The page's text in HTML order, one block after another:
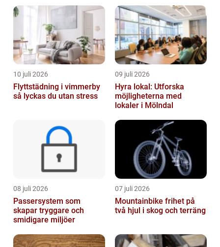
10 juli 2026
Flyttstädning i vimmerby
så lyckas du utan stress
09 juli 2026
Hyra lokal: Utforska
möjligheterna med
lokaler i Mölndal
08 juli 2026
Passersystem som
skapar tryggare och
smidigare miljöer
07 juli 2026
Mountainbike frihet på
två hjul i skog och terräng